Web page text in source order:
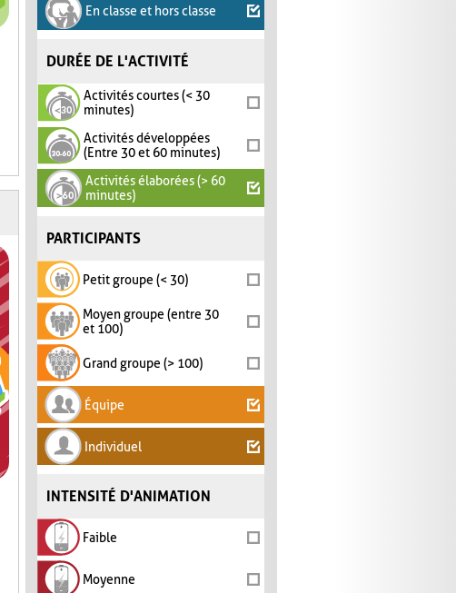
En classe et hors classe
DURÉE DE L'ACTIVITÉ
Activités courtes (< 30
minutes)
Activités développées
(Entre 30 et 60 minutes)
Activités élaborées (> 60
minutes)
PARTICIPANTS
Petit groupe (< 30)
Moyen groupe (entre 30
et 100)
Grand groupe (> 100)
Équipe
Individuel
INTENSITÉ D'ANIMATION
Faible
Moyenne